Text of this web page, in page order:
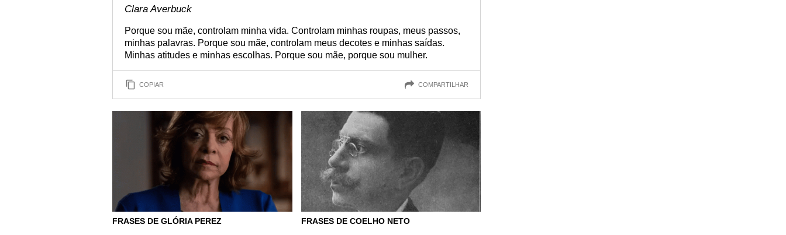
Clara Averbuck
Porque sou mãe, controlam minha vida. Controlam minhas roupas, meus passos,
minhas palavras. Porque sou mãe, controlam meus decotes e minhas saídas.
Minhas atitudes e minhas escolhas. Porque sou mãe, porque sou mulher.
COPIAR COMPARTILHAR
FRASES DE GLÓRIA PEREZ FRASES DE COELHO NETO